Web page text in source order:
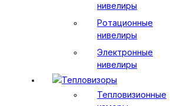
нивелиры
Ротационные
нивелиры
Электронные
нивелиры
Тепловизоры
Тепловизионные